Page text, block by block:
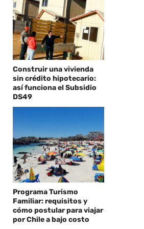
Construir una vivienda
sin crédito hipotecario:
así funciona el Subsidio
DS49
Programa Turismo
Familiar: requisitos y
cómo postular para viajar
por Chile a bajo costo